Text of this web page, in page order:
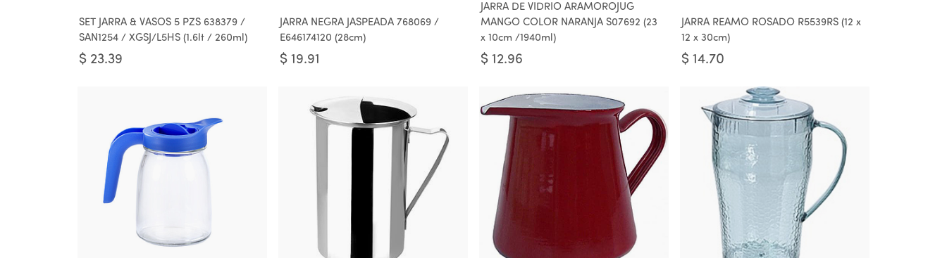
SET JARRA & VASOS 5 PZS 638379 /
SAN1254 / XGSJ/L5HS (1.6lt / 260ml)
$ 23.39
JARRA NEGRA JASPEADA 768069 /
E646174120 (28cm)
$ 19.91
JARRA DE VIDRIO ARAMOROJUG
MANGO COLOR NARANJA S07692 (23
x 10cm /1940ml)
$ 12.96
JARRA REAMO ROSADO R5539RS (12 x
12 x 30cm)
$ 14.70